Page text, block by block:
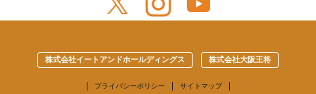
株式会社イートアンドホールディングス 株式会社大阪王将
プライバシーポリシー サイトマップ